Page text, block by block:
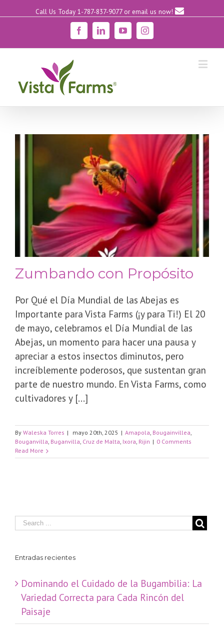
Call Us Today 1-787-837-9077 or email us now!
FacebookLinkedinYouTubeInstagram
Zumbando con Propósito
Por Qué el Día Mundial de las Abejas es
Importante para Vista Farms (¡y para Ti!) El 20
de mayo, celebramos el Día Mundial de las
Abejas, un momento para hacer una pausa y
apreciar a estos insectos diminutos, pero
increíblemente poderosos, que sustentan gran
parte de nuestro mundo. En Vista Farms, como
cultivadores y [...]
By Waleska Torres | mayo 20th, 2025 | Amapola, Bougainvillea,
Bouganvilla, Buganvilla, Cruz de Malta, Ixora, Rijin | 0 Comments
Read More
Entradas recientes
Dominando el Cuidado de la Bugambilia: La
Variedad Correcta para Cada Rincón del
Paisaje